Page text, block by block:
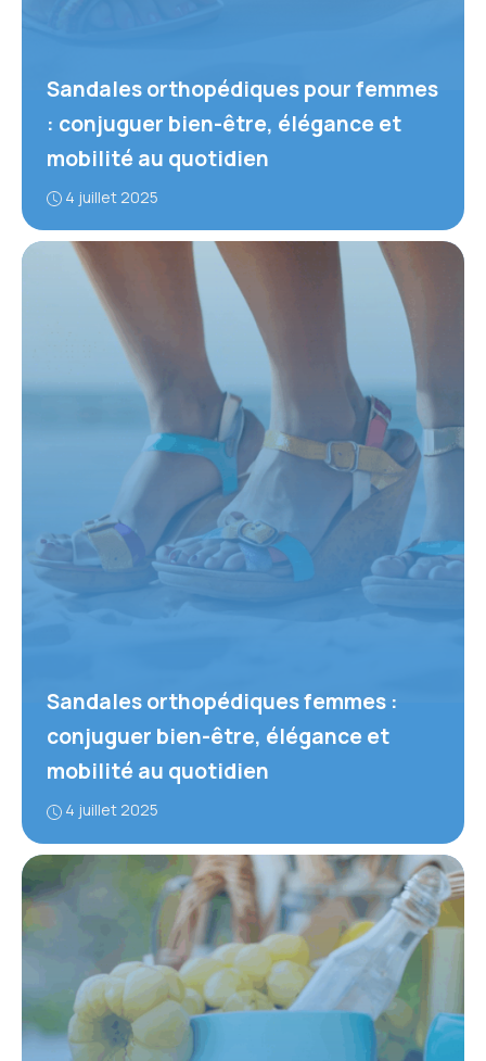
Sandales orthopédiques pour femmes
: conjuguer bien-être, élégance et
mobilité au quotidien
4 juillet 2025
Sandales orthopédiques femmes :
conjuguer bien-être, élégance et
mobilité au quotidien
4 juillet 2025